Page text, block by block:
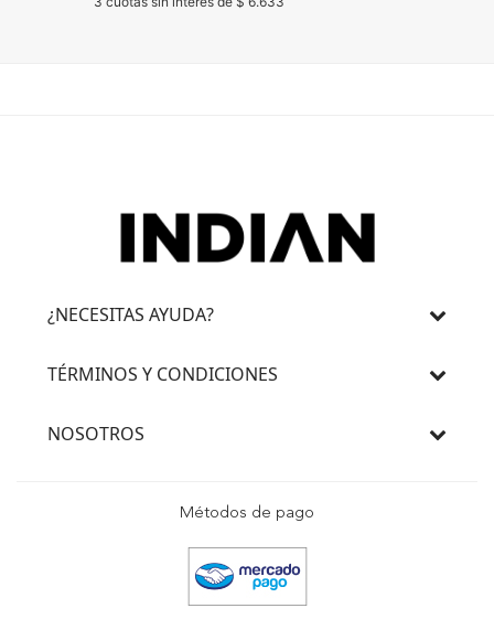
¿NECESITAS AYUDA?
TÉRMINOS Y CONDICIONES
NOSOTROS
Métodos de pago